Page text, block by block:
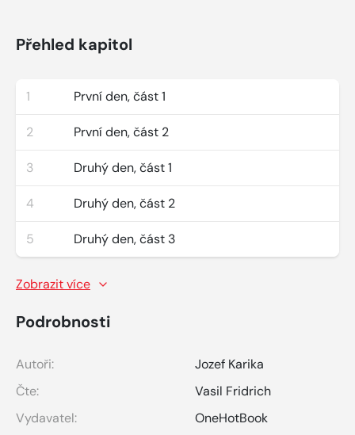
Přehled kapitol
1 První den, část 1
2 První den, část 2
3 Druhý den, část 1
4 Druhý den, část 2
5 Druhý den, část 3
Zobrazit více
Podrobnosti
Autoři:
Jozef Karika
Čte:
Vasil Fridrich
Vydavatel:
OneHotBook